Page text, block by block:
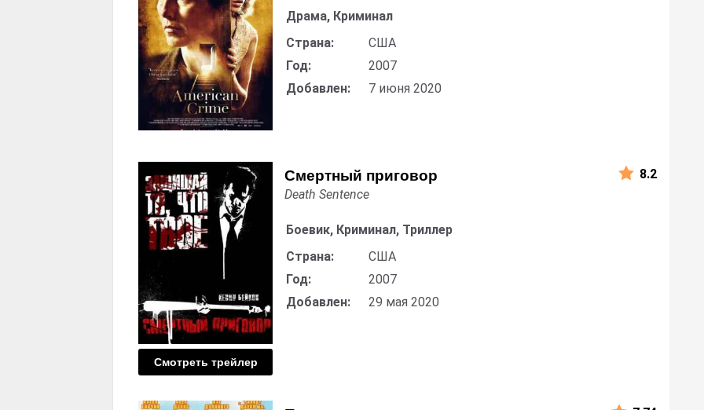
Драма, Криминал
Страна:
США
Год:
2007
Добавлен:
7 июня 2020
Смертный приговор
Смотреть трейлер
Death Sentence
Боевик, Криминал, Триллер
Страна:
США
Год:
2007
Добавлен:
29 мая 2020
8.2